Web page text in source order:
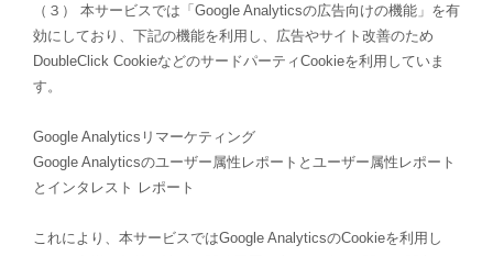
（３） 本サービスでは「Google Analyticsの広告向けの機能」を有
効にしており、下記の機能を利用し、広告やサイト改善のため
DoubleClick CookieなどのサードパーティCookieを利用していま
す。
Google Analyticsリマーケティング
Google Analyticsのユーザー属性レポートとユーザー属性レポート
とインタレスト レポート
これにより、本サービスではGoogle AnalyticsのCookieを利用し